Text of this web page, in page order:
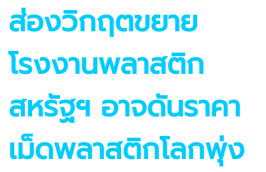
ส่องวิกฤตขยาย
โรงงานพลาสติก
สหรัฐฯ อาจดันราคา
เม็ดพลาสติกโลกพุ่ง